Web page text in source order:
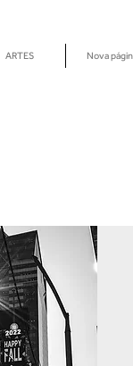
ARTES Nova